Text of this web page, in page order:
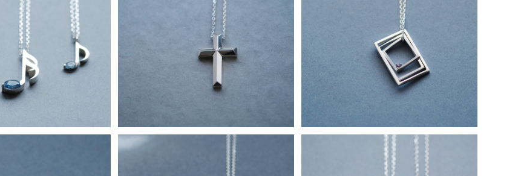
マリン 音符 ペア ネック
シルバー925
¥22,800
立体 クロス ネックレス シルバー925 メ
ンズ ユニセックス
¥15,800
アメジスト スクエア セット ネックレス
シルバー925 メンズ ユニセックス
¥13,800